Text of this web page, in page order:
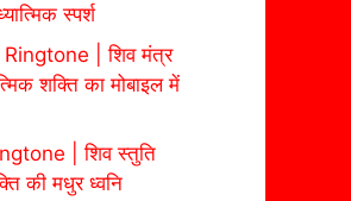
स्पर्श
| शिव मंत्र
शक्ति का मोबाइल में
| शिव स्तुति
की मधुर ध्वनि